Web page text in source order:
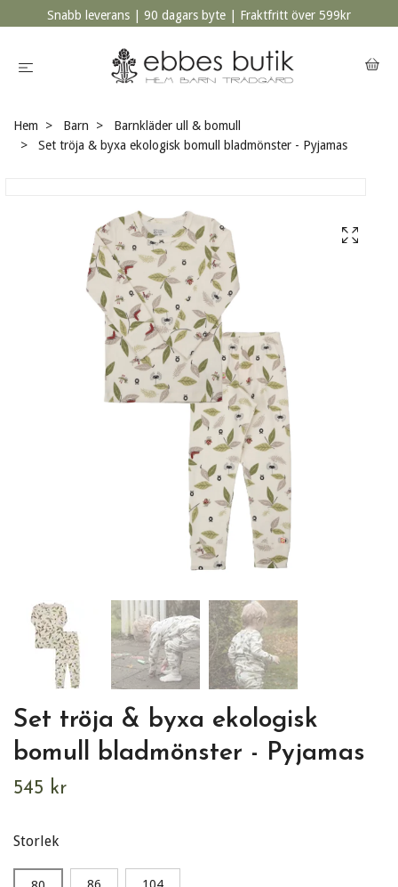
Snabb leverans | 90 dagars byte | Fraktfritt över 599kr
Hem Barn
Barnkläder ull & bomull
Set tröja & byxa ekologisk bomull bladmönster - Pyjamas
Set tröja & byxa ekologisk
bomull bladmönster - Pyjamas
545 kr
Storlek